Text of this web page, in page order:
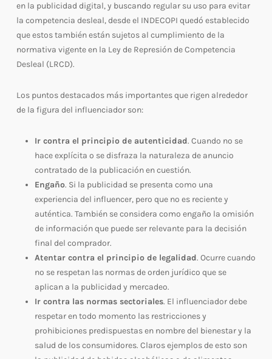
en la publicidad digital, y buscando regular su uso para evitar
la competencia desleal, desde el INDECOPI quedó establecido
que estos también están sujetos al cumplimiento de la
normativa vigente en la Ley de Represión de Competencia
Desleal (LRCD).
Los puntos destacados más importantes que rigen alrededor
de la figura del influenciador son:
Ir contra el principio de autenticidad. Cuando no se
hace explícita o se disfraza la naturaleza de anuncio
contratado de la publicación en cuestión.
Engaño. Si la publicidad se presenta como una
experiencia del influencer, pero que no es reciente y
auténtica. También se considera como engaño la omisión
de información que puede ser relevante para la decisión
final del comprador.
Atentar contra el principio de legalidad. Ocurre cuando
no se respetan las normas de orden jurídico que se
aplican a la publicidad y mercadeo.
Ir contra las normas sectoriales. El influenciador debe
respetar en todo momento las restricciones y
prohibiciones predispuestas en nombre del bienestar y la
salud de los consumidores. Claros ejemplos de esto son